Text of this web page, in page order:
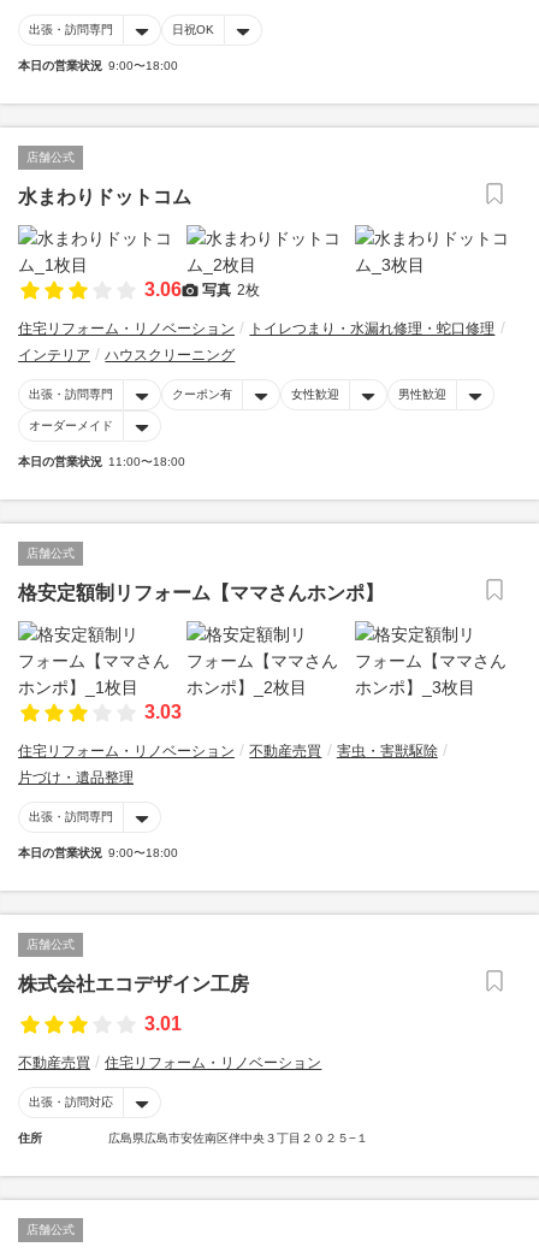
出張・訪問専門 日祝OK
本日の営業状況 9:00〜18:00
店舗公式
水まわりドットコム
3.06 写真 2枚
住宅リフォーム・リノベーション
トイレつまり・水漏れ修理・蛇口修理
インテリア
ハウスクリーニング
出張・訪問専門 クーポン有 女性歓迎 男性歓迎
オーダーメイド
本日の営業状況 11:00〜18:00
店舗公式
格安定額制リフォーム【ママさんホンポ】
3.03
住宅リフォーム・リノベーション 不動産売買
害虫・害獣駆除
片づけ・遺品整理
出張・訪問専門
本日の営業状況 9:00〜18:00
店舗公式
株式会社エコデザイン工房
3.01
不動産売買 住宅リフォーム・リノベーション
出張・訪問対応
住所 広島県広島市安佐南区伴中央３丁目２０２５−１
店舗公式